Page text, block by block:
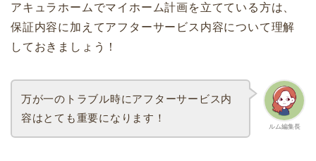
アキュラホームでマイホーム計画を立てている方は、
保証内容に加えてアフターサービス内容について理解
しておきましょう！
ルム編集長
万が一のトラブル時にアフターサービス内
容はとても重要になります！